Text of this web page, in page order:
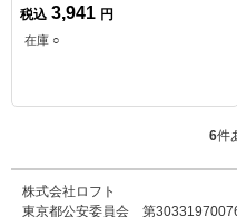
税込 3,941 円
在庫 ○
6件
株式会社ロフト
東京都公安委員会 第